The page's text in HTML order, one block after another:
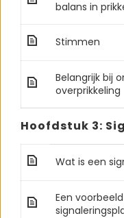
balans in
Stimmen
Belangrijk bij
overprikkeling
Hoofdstuk 3:
Wat is een
Een